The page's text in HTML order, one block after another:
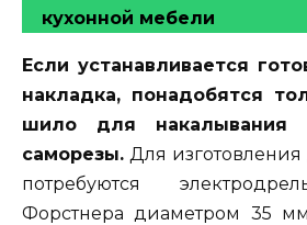
кухонной мебели
Если устанавливается
накладка, понадобятся
шило для накалывания
саморезы. Для
потребуются
Форстнера диаметром 35